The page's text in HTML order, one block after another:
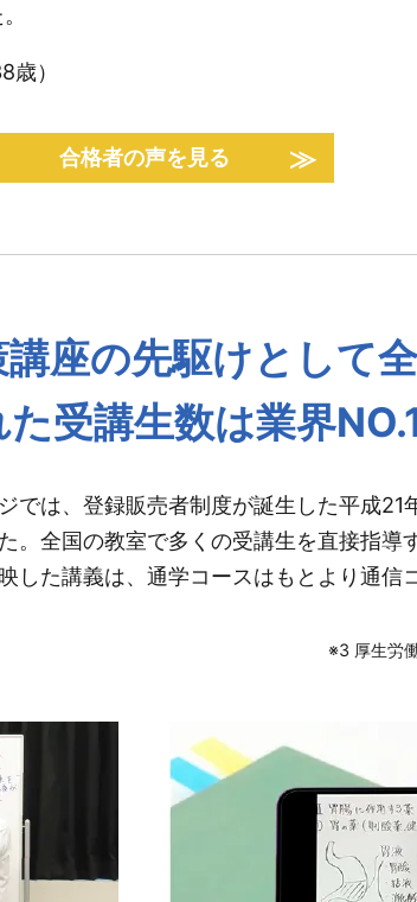
）
合格者の声を見る
講座の先駆けとして
受講生数は業界
では、登録販売者制度が誕生した平成21
。全国の教室で多くの受講生を直接指導
した講義は、通学コースはもとより通信
※3 厚生労